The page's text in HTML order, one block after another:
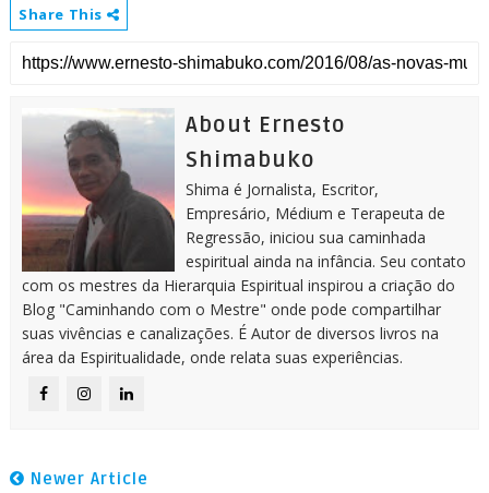
Share This
About Ernesto
Shimabuko
Shima é Jornalista, Escritor,
Empresário, Médium e Terapeuta de
Regressão, iniciou sua caminhada
espiritual ainda na infância. Seu contato
com os mestres da Hierarquia Espiritual inspirou a criação do
Blog "Caminhando com o Mestre" onde pode compartilhar
suas vivências e canalizações. É Autor de diversos livros na
área da Espiritualidade, onde relata suas experiências.
Newer Article